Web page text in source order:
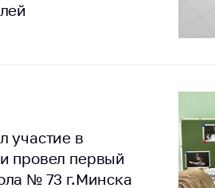
участие в
провел первый
№ 73 г.Минска